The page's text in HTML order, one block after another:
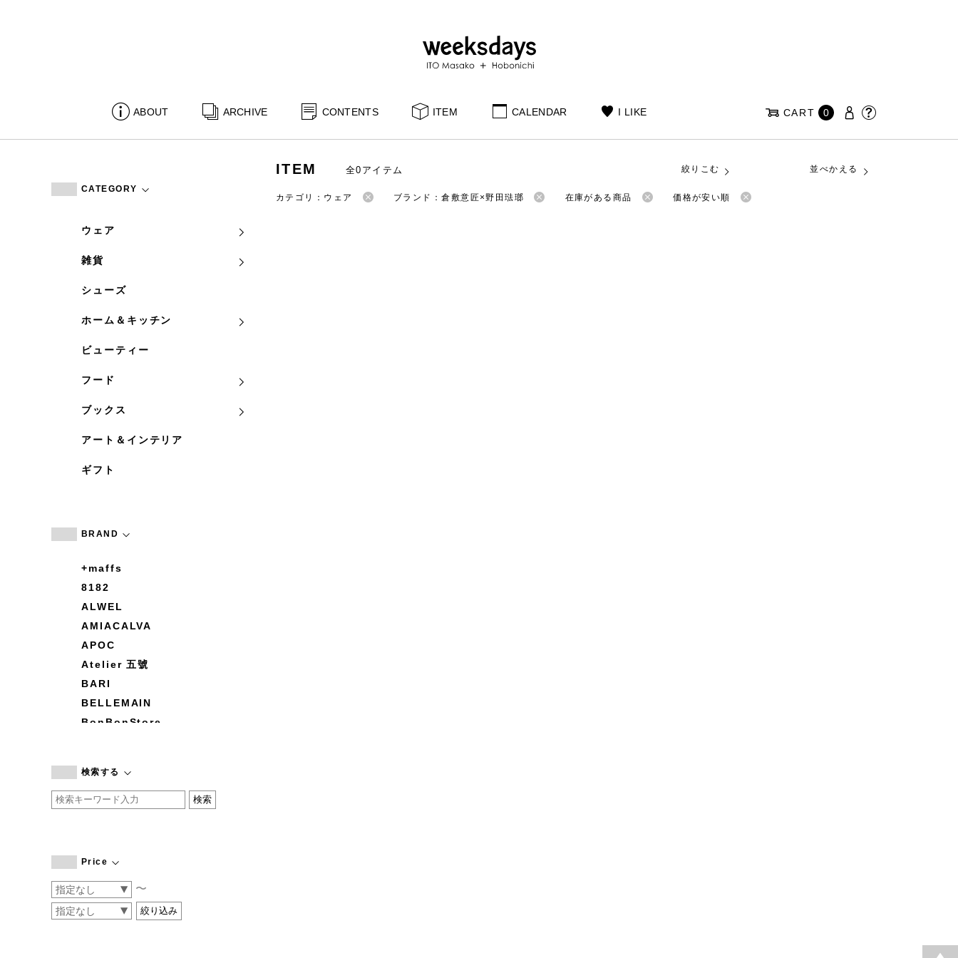
ABOUT ARCHIVE CONTENTS ITEM CALENDAR I LIKE CART 0
CATEGORY
ウェア
雑貨
シューズ
ホーム＆キッチン
ビューティー
フード
ブックス
アート＆インテリア
ギフト
BRAND
+maffs
8182
ALWEL
AMIACALVA
APOC
Atelier 五號
BARI
BELLEMAIN
BonBonStore
by basics
CATWORTH
COGTHEBIGSMOKE
CONVERSE
DEAN & DELUCA
検索する
Price
〜
ITEM 全0アイテム 絞りこむ 並べかえる
カテゴリ：ウェア ブランド：倉敷意匠×野田琺瑯 在庫がある商品 価格が安い順